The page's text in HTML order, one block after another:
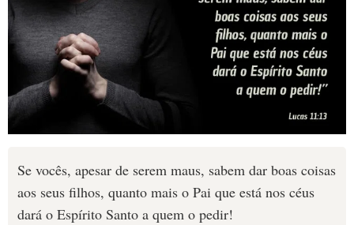
Se vocês, apesar de serem maus, sabem dar boas coisas
aos seus filhos, quanto mais o Pai que está nos céus
dará o Espírito Santo a quem o pedir!